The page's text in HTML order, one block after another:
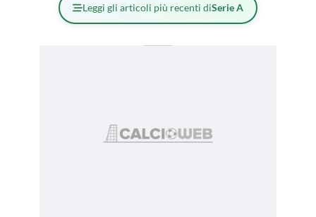
Leggi gli articoli più recenti diSerie A